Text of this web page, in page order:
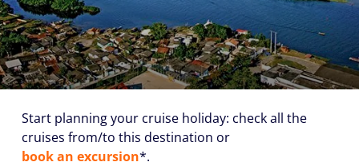
Start planning your cruise holiday: check all the
cruises from/to this destination or
book an excursion*.